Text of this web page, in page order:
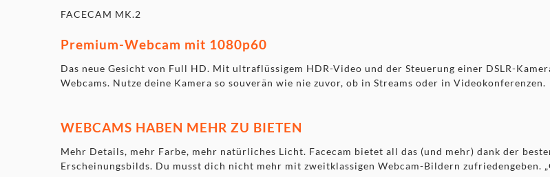
FACECAM MK.2
Premium-Webcam mit 1080p60
Das neue Gesicht von Full HD. Mit ultraflüssigem HDR-Video und der Steuerung einer DSLR-
Webcams. Nutze deine Kamera so souverän wie nie zuvor, ob in Streams oder in Videokonferenzen.
WEBCAMS HABEN MEHR ZU BIETEN
Mehr Details, mehr Farbe, mehr natürliches Licht. Facecam bietet all das (und mehr) dank der
Erscheinungsbilds. Du musst dich nicht mehr mit zweitklassigen Webcam-Bildern zufriedengeben.